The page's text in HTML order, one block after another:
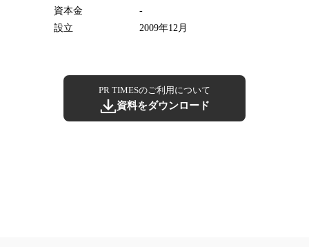
資本金
-
設立
2009年12月
PR TIMESのご利用について
資料をダウンロード